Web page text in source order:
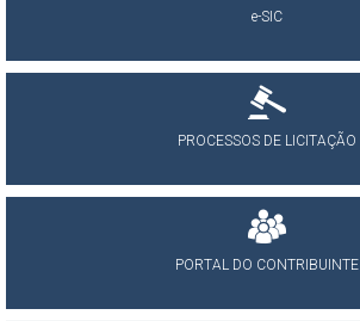
e-SIC
PROCESSOS DE LICITAÇÃO
PORTAL DO CONTRIBUINTE